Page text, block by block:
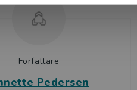
Britt
Författare
Pedersen